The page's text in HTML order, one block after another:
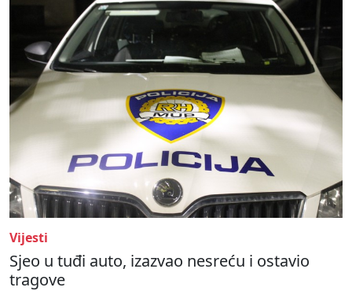
Vijesti
Sjeo u tuđi auto, izazvao nesreću i ostavio
tragove